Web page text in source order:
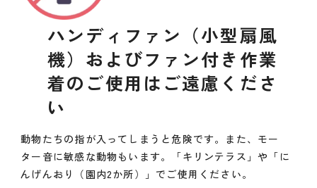
ハンディファン（小型扇風
機）およびファン付き作業
着のご使用はご遠慮くださ
い
動物たちの指が入ってしまうと危険です。また、モー
ター音に敏感な動物もいます。「キリンテラス」や「に
んげんおり（園内2か所）」でご使用ください。